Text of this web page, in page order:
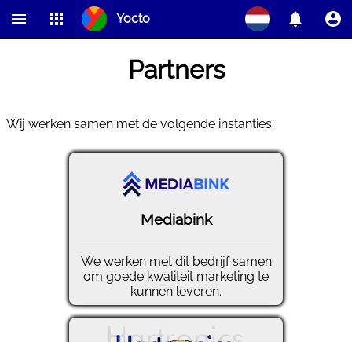
Yocto
Over Contact
Partners
Wij werken samen met de volgende instanties:
Mediabink
We werken met dit bedrijf samen
om goede kwaliteit marketing te
kunnen leveren.